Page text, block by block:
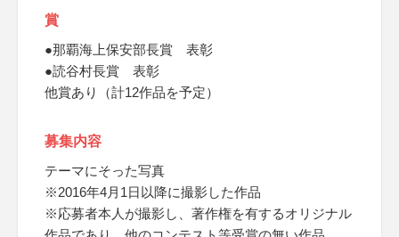
賞
●那覇海上保安部長賞 表彰
●読谷村長賞 表彰
他賞あり（計12作品を予定）
募集内容
テーマにそった写真
※2016年4月1日以降に撮影した作品
※応募者本人が撮影し、著作権を有するオリジナル